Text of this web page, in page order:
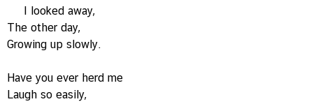
I looked away,
The other day,
Growing up slowly.
Have you ever herd me
Laugh so easily,